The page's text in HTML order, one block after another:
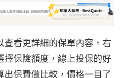
查看更詳細的保單內容，右
擇保險額度，線上投保的好
出保費做比較，價格一目了